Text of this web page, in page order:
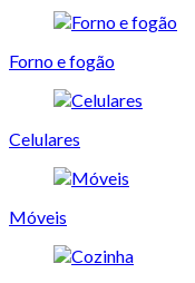
Forno e fogão
Celulares
Móveis